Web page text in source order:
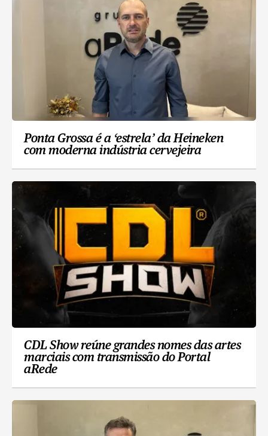
Ponta Grossa é a ‘estrela’ da Heineken
com moderna indústria cervejeira
CDL Show reúne grandes nomes das artes
marciais com transmissão do Portal
aRede